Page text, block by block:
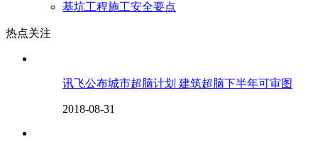
基坑工程施工安全要点
热点关注
讯飞公布城市超脑计划 建筑超脑下半年可审图
2018-08-31